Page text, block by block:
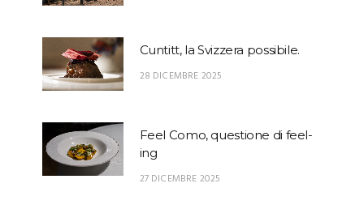
Cuntitt, la Svizzera possibile.
28 DICEMBRE 2025
Feel Como, questione di feel-
ing
27 DICEMBRE 2025